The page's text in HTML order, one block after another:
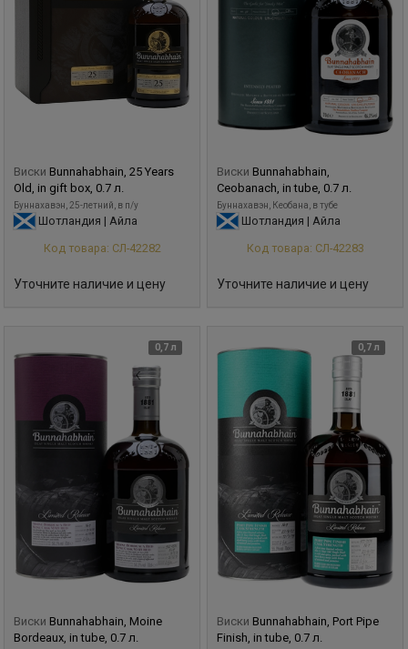
Виски Bunnahabhain, 25 Years
Old, in gift box, 0.7 л.
Буннахавэн, 25-летний, в п/у
Шотландия | Айла
Код товара: СЛ-42282
Уточните наличие и цену
Виски Bunnahabhain,
Ceobanach, in tube, 0.7 л.
Буннахавэн, Кеобана, в тубе
Шотландия | Айла
Код товара: СЛ-42283
Уточните наличие и цену
0,7 л
Виски Bunnahabhain, Moine
Bordeaux, in tube, 0.7 л.
0,7 л
Виски Bunnahabhain, Port Pipe
Finish, in tube, 0.7 л.